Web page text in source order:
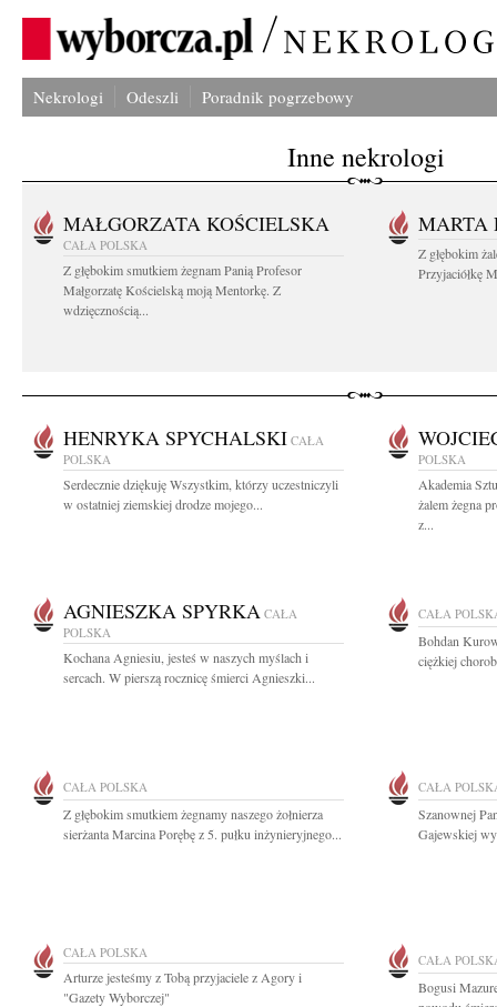
Nekrologi Odeszli Poradnik pogrzebowy
Inne nekrologi
MAŁGORZATA KOŚCIELSKA
CAŁA POLSKA
Z głębokim smutkiem żegnam Panią Profesor
Małgorzatę Kościelską moją Mentorkę. Z
wdzięcznością...
MARTA
Z głębokim
Przyjaciółkę
HENRYKA SPYCHALSKI CAŁA
POLSKA
Serdecznie dziękuję Wszystkim, którzy uczestniczyli
w ostatniej ziemskiej drodze mojego...
POLSKA
Akademia
żalem żegna
z...
AGNIESZKA SPYRKA CAŁA
POLSKA
Kochana Agniesiu, jesteś w naszych myślach i
sercach. W pierszą rocznicę śmierci Agnieszki...
CAŁA
Bohdan
ciężkiej
CAŁA POLSKA
Z głębokim smutkiem żegnamy naszego żołnierza
sierżanta Marcina Porębę z 5. pułku inżynieryjnego...
CAŁA
Szanownej
Gajewskiej
CAŁA POLSKA
Arturze jesteśmy z Tobą przyjaciele z Agory i
"Gazety Wyborczej"
CAŁA
Bogusi